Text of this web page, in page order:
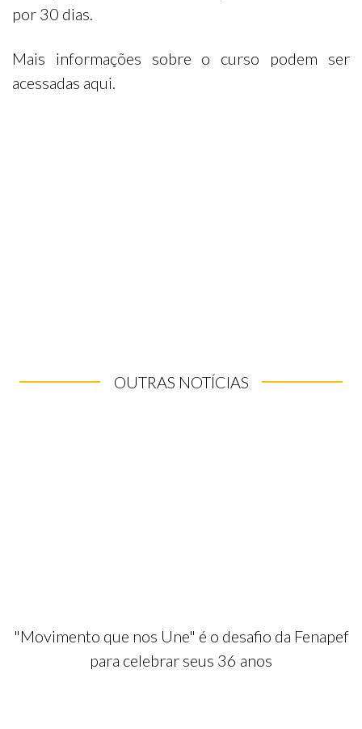
por 30 dias.
Mais informações sobre o curso podem ser
acessadas aqui.
OUTRAS NOTÍCIAS
"Movimento que nos Une" é o desafio da Fenapef
para celebrar seus 36 anos